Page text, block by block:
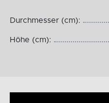
Durchmesser (cm):
Höhe (cm):